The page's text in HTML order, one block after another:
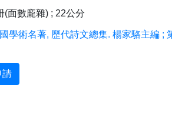
(面數龐雜) ; 22公分
學術名著, 歷代詩文總集. 楊家駱主編 ;